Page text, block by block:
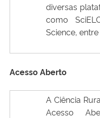
diversas
como
Science,
Acesso Aberto
A Ciência
Acesso